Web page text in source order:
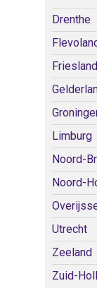
Drenthe
Friesland
Limburg
Noord-
Noord-
Utrecht
Zeeland
Zuid-